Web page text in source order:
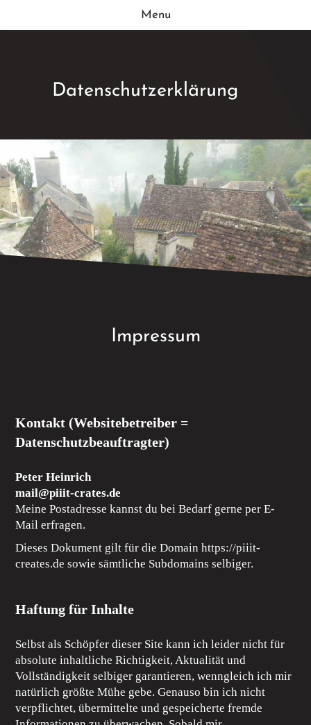
Menu
Datenschutzerklärung
Impressum
Kontakt (Websitebetreiber =
Datenschutzbeauftragter)
Peter Heinrich
mail@piiit-crates.de
Meine Postadresse kannst du bei Bedarf gerne per E-
Mail erfragen.
Dieses Dokument gilt für die Domain https://piiit-
creates.de sowie sämtliche Subdomains selbiger.
Haftung für Inhalte
Selbst als Schöpfer dieser Site kann ich leider nicht für
absolute inhaltliche Richtigkeit, Aktualität und
Vollständigkeit selbiger garantieren, wenngleich ich mir
natürlich größte Mühe gebe. Genauso bin ich nicht
verpflichtet, übermittelte und gespeicherte fremde